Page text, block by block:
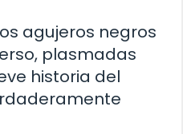
agujeros negros
plasmadas
historia del